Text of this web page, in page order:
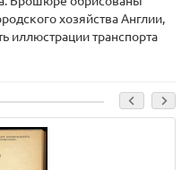
хозяйства Англии,
иллюстрации транспорта